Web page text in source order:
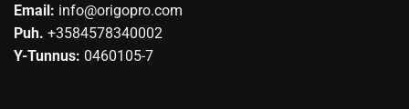
Email: info@origopro.com
Puh. +3584578340002
Y-Tunnus: 0460105-7